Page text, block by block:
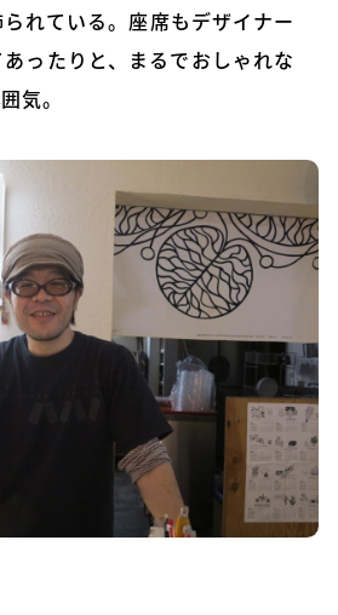
れている。座席もデザイナー
ったりと、まるでおしゃれな
気。